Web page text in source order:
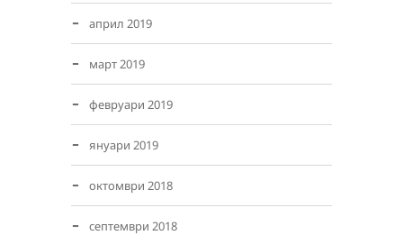
април 2019
март 2019
февруари 2019
януари 2019
октомври 2018
септември 2018